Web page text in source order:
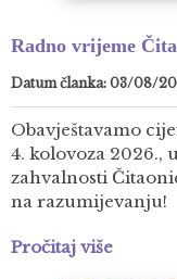
Radno vrijeme
Datum članka: 03/08/
Obavještavamo
4. kolovoza 2026.,
zahvalnosti
na razumijevanju!
Pročitaj više